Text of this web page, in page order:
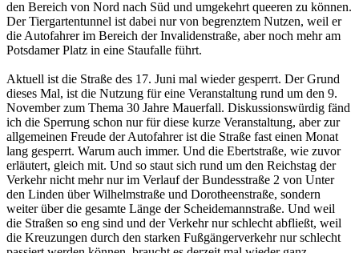
den Bereich von Nord nach Süd und umgekehrt queeren zu können.
Der Tiergartentunnel ist dabei nur von begrenztem Nutzen, weil er
die Autofahrer im Bereich der Invalidenstraße, aber noch mehr am
Potsdamer Platz in eine Staufalle führt.
Aktuell ist die Straße des 17. Juni mal wieder gesperrt. Der Grund
dieses Mal, ist die Nutzung für eine Veranstaltung rund um den 9.
November zum Thema 30 Jahre Mauerfall. Diskussionswürdig fänd
ich die Sperrung schon nur für diese kurze Veranstaltung, aber zur
allgemeinen Freude der Autofahrer ist die Straße fast einen Monat
lang gesperrt. Warum auch immer. Und die Ebertstraße, wie zuvor
erläutert, gleich mit. Und so staut sich rund um den Reichstag der
Verkehr nicht mehr nur im Verlauf der Bundesstraße 2 von Unter
den Linden über Wilhelmstraße und Dorotheenstraße, sondern
weiter über die gesamte Länge der Scheidemannstraße. Und weil
die Straßen so eng sind und der Verkehr nur schlecht abfließt, weil
die Kreuzungen durch den starken Fußgängerverkehr nur schlecht